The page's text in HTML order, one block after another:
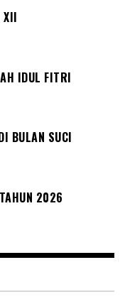
XII
IDUL FITRI
BULAN SUCI
2026